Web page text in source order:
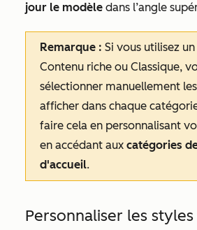
jour le modèle dans l’angle
Remarque : Si vous utilisez un
Contenu riche ou Classique,
sélectionner manuellement
afficher dans chaque
faire cela en personnalisant
en accédant aux catégories
d'accueil.
Personnaliser les